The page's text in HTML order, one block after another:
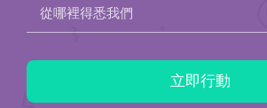
從哪裡得悉我們